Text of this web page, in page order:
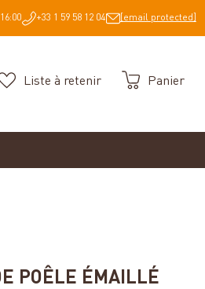
+33 1 59 58 12 04 [email protected]
Liste à retenir Panier
POÊLE ÉMAILLÉ